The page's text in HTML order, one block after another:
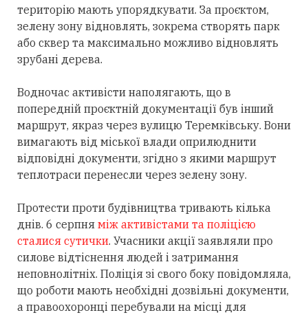
територію мають упорядкувати. За проєктом,
зелену зону відновлять, зокрема створять парк
або сквер та максимально можливо відновлять
зрубані дерева.
Водночас активісти наполягають, що в
попередній проєктній документації був інший
маршрут, якраз через вулицю Теремківську. Вони
вимагають від міської влади оприлюднити
відповідні документи, згідно з якими маршрут
теплотраси перенесли через зелену зону.
Протести проти будівництва тривають кілька
днів. 6 серпня між активістами та поліцією
сталися сутички. Учасники акції заявляли про
силове відтіснення людей і затримання
неповнолітніх. Поліція зі свого боку повідомляла,
що роботи мають необхідні дозвільні документи,
а правоохоронці перебували на місці для